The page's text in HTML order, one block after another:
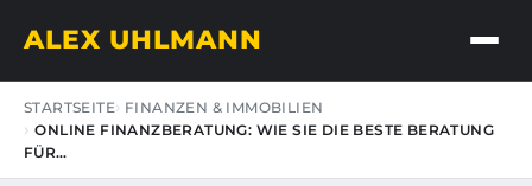
ALEX UHLMANN
STARTSEITE FINANZEN & IMMOBILIEN
ONLINE FINANZBERATUNG: WIE SIE DIE BESTE BERATUNG
FÜR…